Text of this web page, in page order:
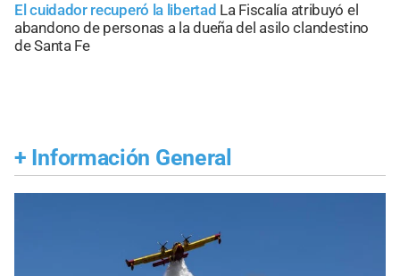
El cuidador recuperó la libertad La Fiscalía atribuyó el
abandono de personas a la dueña del asilo clandestino
de Santa Fe
+ Información General